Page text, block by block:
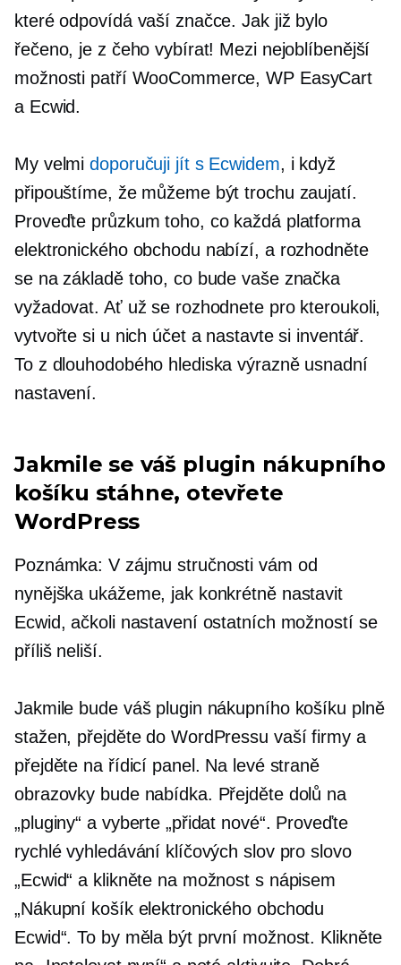
které odpovídá vaší značce. Jak již bylo
řečeno, je z čeho vybírat! Mezi nejoblíbenější
možnosti patří WooCommerce, WP EasyCart
a Ecwid.
My velmidoporučuji jít s Ecwidem, i když
připouštíme, že můžeme být trochu zaujatí.
Proveďte průzkum toho, co každá platforma
elektronického obchodu nabízí, a rozhodněte
se na základě toho, co bude vaše značka
vyžadovat. Ať už se rozhodnete pro kteroukoli,
vytvořte si u nich účet a nastavte si inventář.
To z dlouhodobého hlediska výrazně usnadní
nastavení.
Jakmile se váš plugin nákupního
košíku stáhne, otevřete
WordPress
Poznámka: V zájmu stručnosti vám od
nynějška ukážeme, jak konkrétně nastavit
Ecwid, ačkoli nastavení ostatních možností se
příliš neliší.
Jakmile bude váš plugin nákupního košíku plně
stažen, přejděte do WordPressu vaší firmy a
přejděte na řídicí panel. Na levé straně
obrazovky bude nabídka. Přejděte dolů na
„pluginy“ a vyberte „přidat nové“. Proveďte
rychlé vyhledávání klíčových slov pro slovo
„Ecwid“ a klikněte na možnost s nápisem
„Nákupní košík elektronického obchodu
Ecwid“. To by měla být první možnost. Klikněte